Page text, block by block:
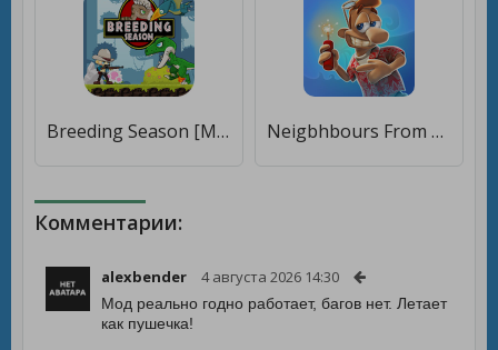
Breeding Season [Много денег] Neigbhbours From Hell: Season 2 [Много монет]
Комментарии:
alexbender 4 августа 2026 14:30
Мод реально годно работает, багов нет. Летает
как пушечка!